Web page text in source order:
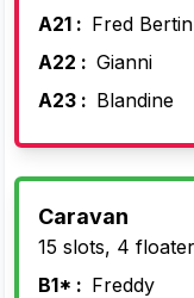
A21 : Fred Bertin
A22 : Gianni
A23 : Blandine
Caravan
15 slots, 4
B1* : Freddy